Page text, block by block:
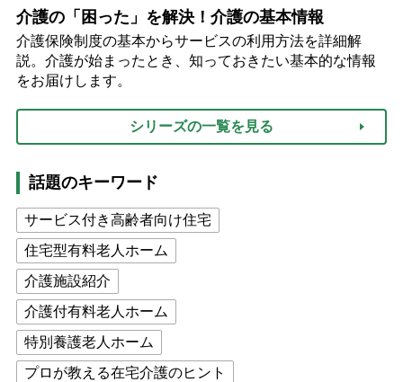
介護の「困った」を解決！介護の基本情報
介護保険制度の基本からサービスの利用方法を詳細解
説。介護が始まったとき、知っておきたい基本的な情報
をお届けします。
シリーズの一覧を見る
話題のキーワード
サービス付き高齢者向け住宅
住宅型有料老人ホーム
介護施設紹介
介護付有料老人ホーム
特別養護老人ホーム
プロが教える在宅介護のヒント